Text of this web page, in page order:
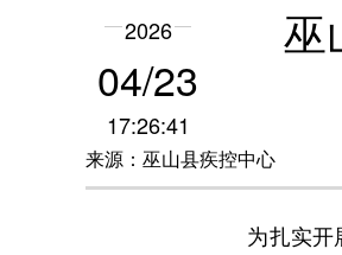
2026
04/23
17:26:41
来源：巫山县疾控中心
巫
为扎实开展